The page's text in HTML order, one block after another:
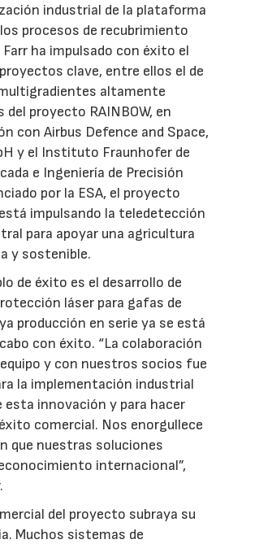
industrial de la plataforma
los procesos de recubrimiento
ha impulsado con éxito el
clave, entre ellos el de
altamente
proyecto RAINBOW, en
con Airbus Defence and Space,
y el Instituto Fraunhofer de
e Ingeniería de Precisión
por la ESA, el proyecto
está impulsando la teledetección
para apoyar una agricultura
y sostenible.
de éxito es el desarrollo de
láser para gafas de
producción en serie ya se está
con éxito. “La colaboración
y con nuestros socios fue
la implementación industrial
esta innovación y para hacer
comercial. Nos enorgullece
que nuestras soluciones
internacional”,
del proyecto subraya su
Muchos sistemas de